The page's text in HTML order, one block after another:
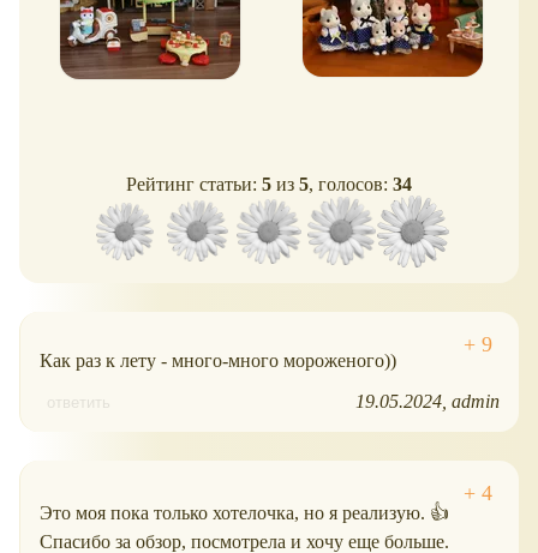
Рейтинг статьи: 5 из 5, голосов: 34
Как раз к лету - много-много мороженого))
ответить 19.05.2024 admin
Это моя пока только хотелочка, но я реализую. 👍
Спасибо за обзор, посмотрела и хочу еще больше.